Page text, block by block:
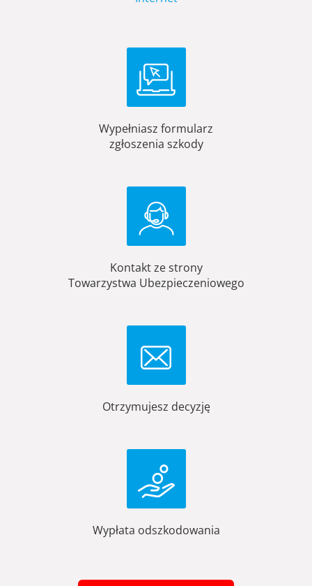
Wypełniasz formularz
zgłoszenia szkody
Kontakt ze strony
Towarzystwa Ubezpieczeniowego
Otrzymujesz decyzję
Wypłata odszkodowania